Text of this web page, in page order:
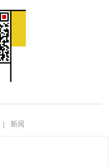
| 新闻